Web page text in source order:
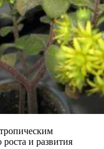
и развития